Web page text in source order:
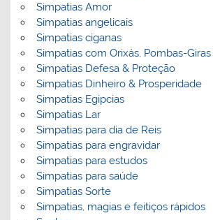
Simpatias Amor
Simpatias angelicais
Simpatias ciganas
Simpatias com Orixás, Pombas-
Simpatias Defesa & Proteção
Simpatias Dinheiro & Prosperidade
Simpatias Egipcias
Simpatias Lar
Simpatias para dia de Reis
Simpatias para engravidar
Simpatias para estudos
Simpatias para saúde
Simpatias Sorte
Simpatias, magias e feitiços rápidos